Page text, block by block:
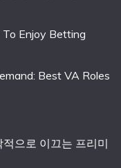
Enjoy Betting
Best VA Roles
으로 이끄는 프리미